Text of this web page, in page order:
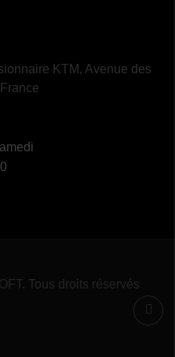
KTM, Avenue des
Tous droits réservés